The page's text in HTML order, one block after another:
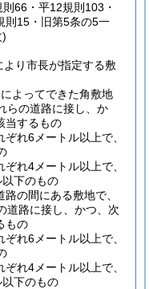
66・平12規則103・
則15・旧第5条の5一
)
り市長が指定する敷
よってできた角敷地
らの道路に接し、か
当するもの
れ6メートル以上で、
れ4メートル以上で、
下のもの
の間にある敷地で、
道路に接し、かつ、次
もの
れ6メートル以上で、
れ4メートル以上で、
下のもの